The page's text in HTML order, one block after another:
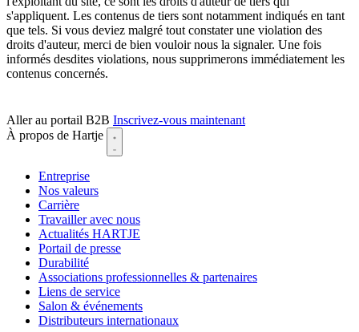
s'appliquent. Les contenus de tiers sont notamment indiqués en tant
que tels. Si vous deviez malgré tout constater une violation des
droits d'auteur, merci de bien vouloir nous la signaler. Une fois
informés desdites violations, nous supprimerons immédiatement les
contenus concernés.
Aller au portail B2B Inscrivez-vous maintenant
À propos de Hartje
Entreprise
Nos valeurs
Carrière
Travailler avec nous
Actualités HARTJE
Portail de presse
Durabilité
Associations professionnelles & partenaires
Liens de service
Salon & événements
Distributeurs internationaux